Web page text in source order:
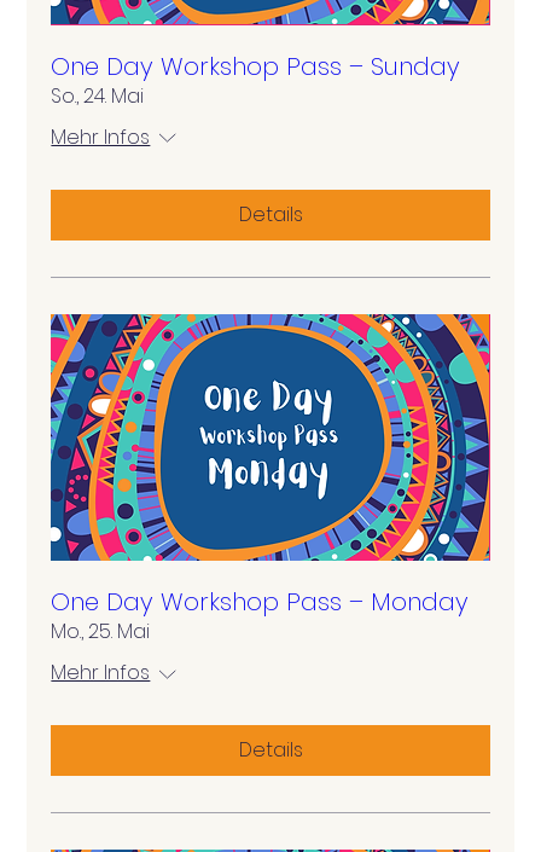
One Day Workshop Pass – Sunday
So., 24. Mai
Mehr Infos
Details
One Day Workshop Pass – Monday
Mo., 25. Mai
Mehr Infos
Details